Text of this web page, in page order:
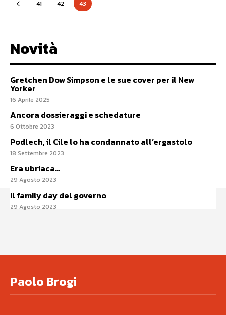
41 42 43
Novità
Gretchen Dow Simpson e le sue cover per il New
Yorker
16 Aprile 2025
Ancora dossieraggi e schedature
6 Ottobre 2023
Podlech, il Cile lo ha condannato all’ergastolo
18 Settembre 2023
Era ubriaca…
29 Agosto 2023
Il family day del governo
29 Agosto 2023
Paolo Brogi